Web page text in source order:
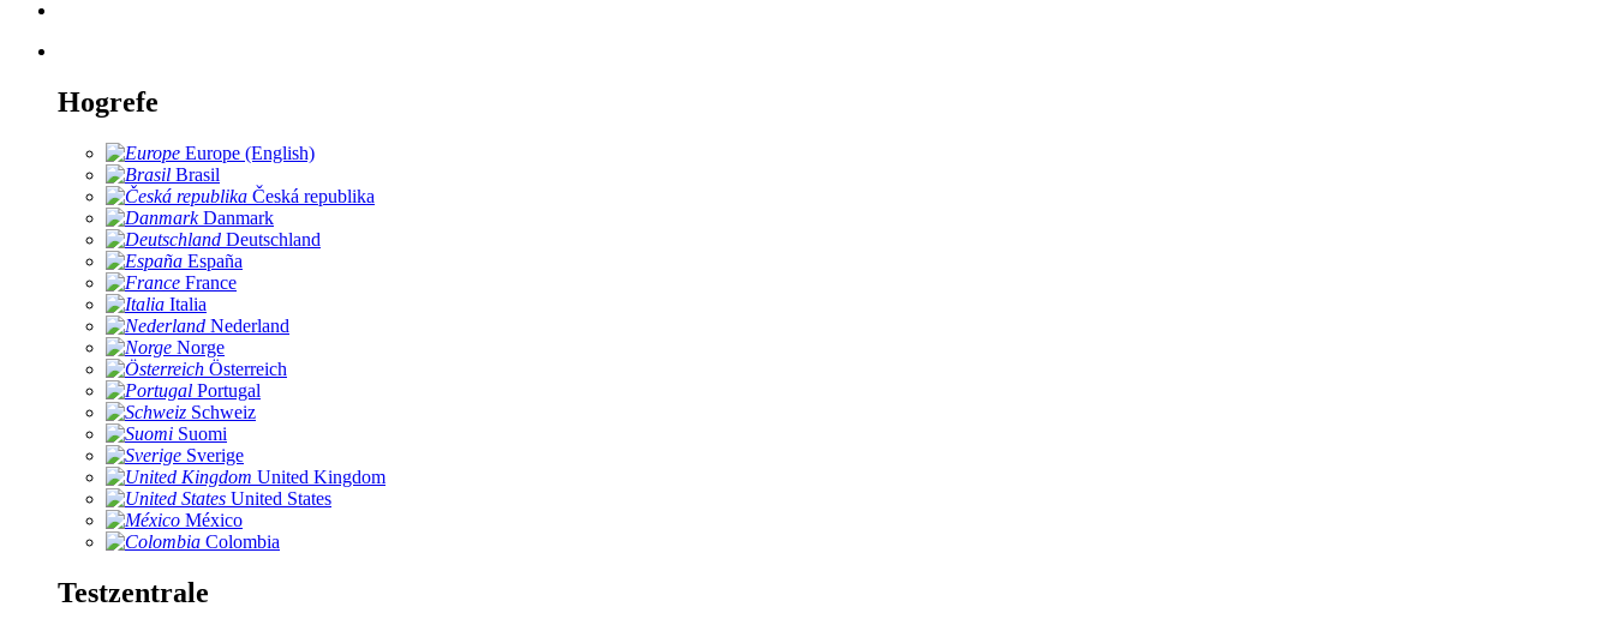
Hogrefe
Europe (English)
Brasil
Česká republika
Danmark
Deutschland
España
France
Italia
Nederland
Norge
Österreich
Portugal
Schweiz
Suomi
Sverige
United Kingdom
United States
México
Colombia
Testzentrale